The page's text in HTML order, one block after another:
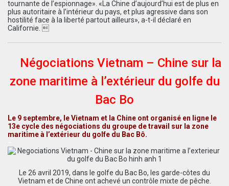
tournante de l’espionnage». «La Chine d’aujourd’hui est de plus en
plus autoritaire à l’intérieur du pays, et plus agressive dans son
hostilité face à la liberté partout ailleurs», a-t-il déclaré en
Californie. 
Négociations Vietnam – Chine sur la
zone maritime à l’extérieur du golfe du
Bac Bo
Le 9 septembre, le Vietnam et la Chine ont organisé en ligne le
13e cycle des négociations du groupe de travail sur la zone
maritime à l’extérieur du golfe du Bac Bô.
Le 26 avril 2019, dans le golfe du Bac Bo, les garde-côtes du
Vietnam et de Chine ont achevé un contrôle mixte de pêche.